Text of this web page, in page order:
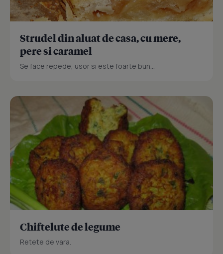
Strudel din aluat de casa, cu mere,
pere si caramel
Se face repede, usor si este foarte bun...
Chiftelute de legume
Retete de vara.